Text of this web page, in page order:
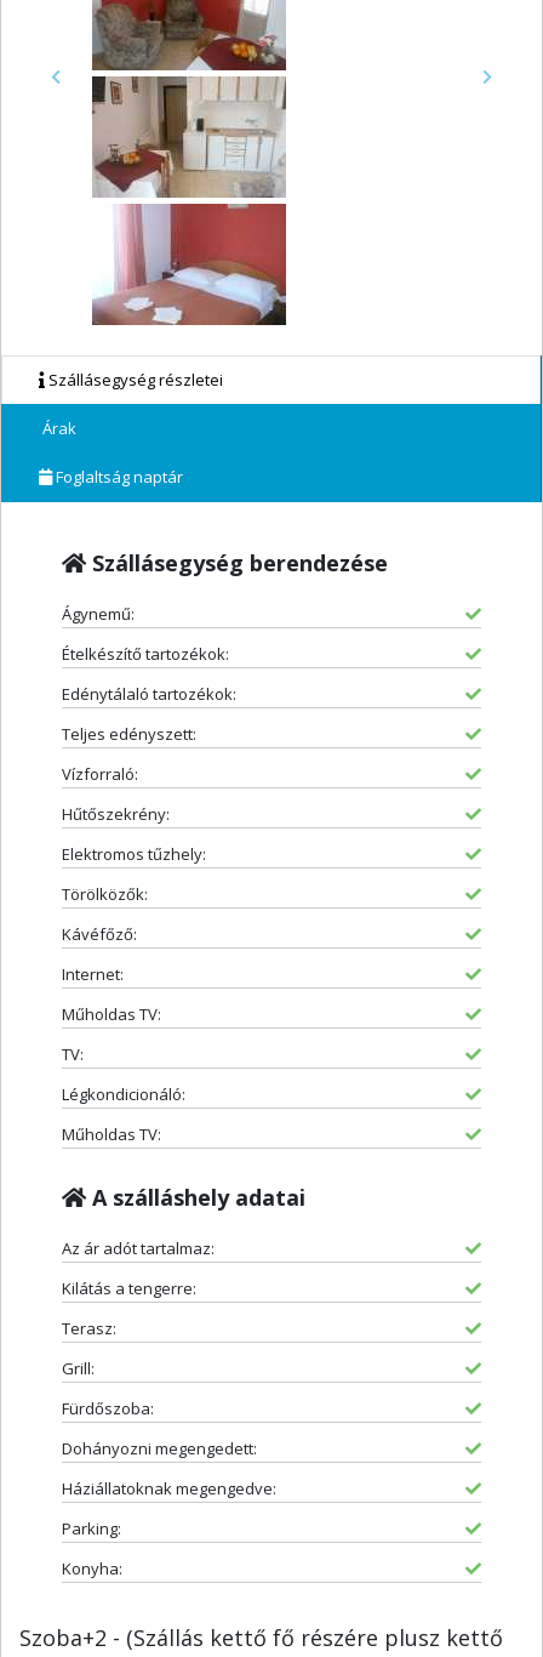
Previous Next
Szállásegység részletei
Árak
Foglaltság naptár
Szállásegység berendezése
Ágynemű:
Ételkészítő tartozékok:
Edénytálaló tartozékok:
Teljes edényszett:
Vízforraló:
Hűtőszekrény:
Elektromos tűzhely:
Törölközők:
Kávéfőző:
Internet:
Műholdas TV:
TV:
Légkondicionáló:
Műholdas TV:
A szálláshely adatai
Az ár adót tartalmaz:
Kilátás a tengerre:
Terasz:
Grill:
Fürdőszoba:
Dohányozni megengedett:
Háziállatoknak megengedve:
Parking:
Konyha:
Szoba+2 - (Szállás kettő fő részére plusz kettő